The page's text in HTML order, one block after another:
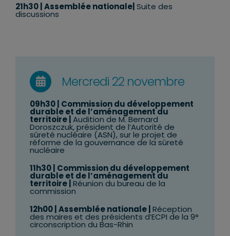
21h30 | Assemblée nationale| Suite des
discussions
Mercredi 22 novembre
09h30 | Commission du développement
durable et de l’aménagement du
territoire | Audition de M. Bernard
Doroszczuk, président de l’Autorité de
sûreté nucléaire (ASN), sur le projet de
réforme de la gouvernance de la sûreté
nucléaire
11h30 | Commission du développement
durable et de l’aménagement du
territoire | Réunion du bureau de la
commission
12h00 | Assemblée nationale | Réception
des maires et des présidents d’ECPI de la 9°
circonscription du Bas-Rhin